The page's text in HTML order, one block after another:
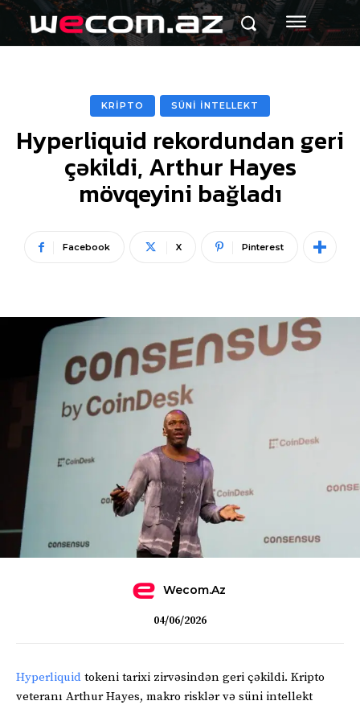
KRİPTO SÜNİ İNTELLEKT
Hyperliquid rekordundan geri
çəkildi, Arthur Hayes
mövqeyini bağladı
Facebook X Pinterest
Wecom.az
04/06/2026
Hyperliquid tokeni tarixi zirvəsindən geri çəkildi. Kripto
veteranı Arthur Hayes, makro risklər və süni intellekt